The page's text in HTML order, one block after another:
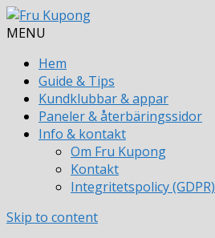
MENU
Hem
Guide & Tips
Kundklubbar & appar
Paneler & återbäringssidor
Info & kontakt
Om Fru Kupong
Kontakt
Integritetspolicy (GDPR)
Skip to content